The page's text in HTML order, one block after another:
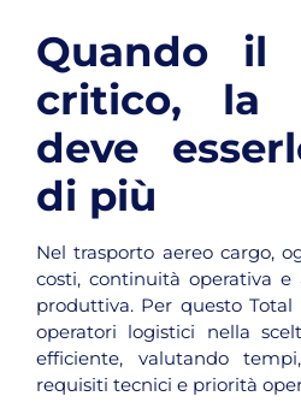
Quando il
critico, la
deve
di più
Nel trasporto aereo cargo,
costi, continuità operativa
produttiva. Per questo
operatori logistici nella
efficiente, valutando
requisiti tecnici e priorità